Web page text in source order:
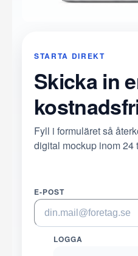
STARTA DIREKT
Skicka in
Fyll i formuläret så
digital mockup inom 24
E-POST
LOGGA